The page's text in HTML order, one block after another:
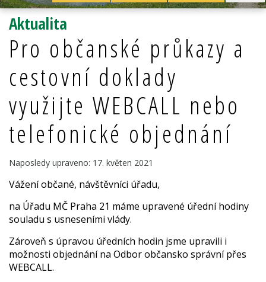
Aktualita
Pro občanské průkazy a
cestovní doklady
využijte WEBCALL nebo
telefonické objednání
Naposledy upraveno: 17. květen 2021
Vážení občané, návštěvníci úřadu,
na Úřadu MČ Praha 21 máme upravené úřední hodiny
souladu s usneseními vlády.
Zároveň s úpravou úředních hodin jsme upravili i
možnosti objednání na Odbor občansko správní přes
WEBCALL.